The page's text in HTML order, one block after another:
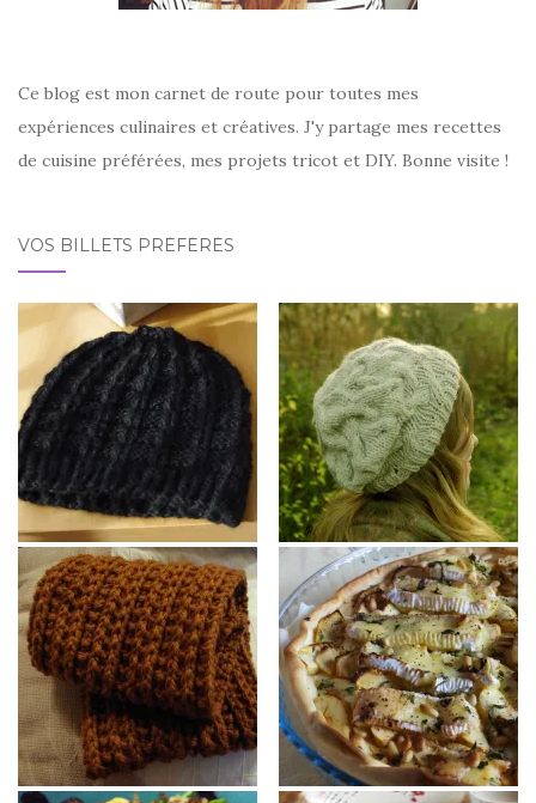
Ce blog est mon carnet de route pour toutes mes
expériences culinaires et créatives. J'y partage mes recettes
de cuisine préférées, mes projets tricot et DIY. Bonne visite !
VOS BILLETS PRÉFÉRÉS